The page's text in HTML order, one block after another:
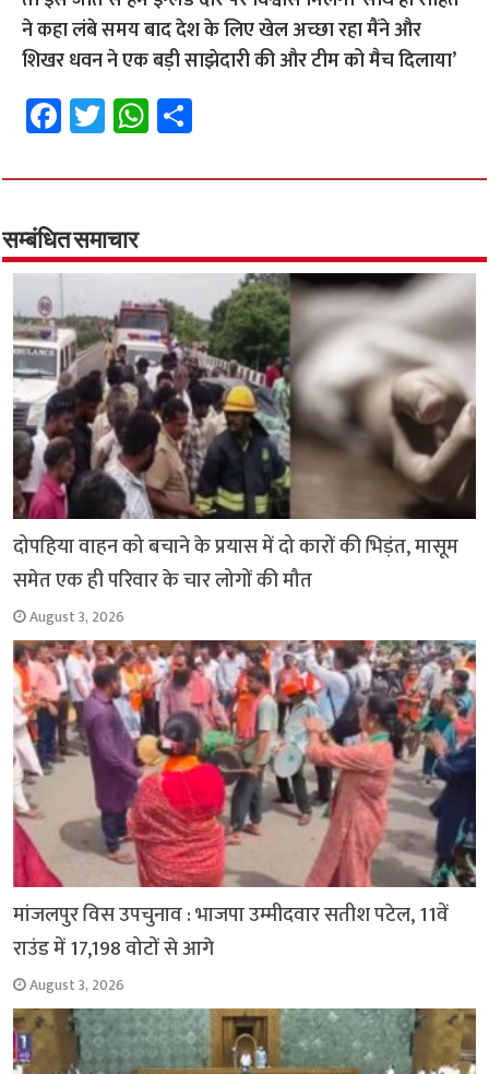
ने कहा लंबे समय बाद देश के लिए खेल अच्छा रहा मैंने और
शिखर धवन ने एक बड़ी साझेदारी की और टीम को मैच दिलाया’
Fa
ce
b
o
o
k
T
wi
tt
er
W
h
at
p
p
ar
सम्बंधित समाचार
दोपहिया वाहन को बचाने के प्रयास में दो कारों की भिड़ंत, मासूम
समेत एक ही परिवार के चार लोगों की मौत
August 3, 2026
मांजलपुर विस उपचुनाव : भाजपा उम्मीदवार सतीश पटेल, 11वें
राउंड में 17,198 वोटों से आगे
August 3, 2026